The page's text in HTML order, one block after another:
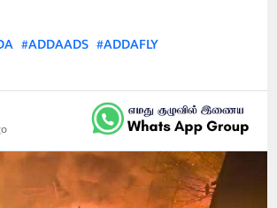
#ADDAADS #ADDAFLY